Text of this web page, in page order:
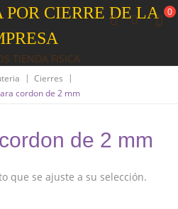
CIERRE DE LA
TIENDA FISICA
0
| Cierres
|
cordon de 2 mm
de 2 mm
que se ajuste a su selección.